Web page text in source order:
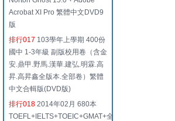
Acrobat XI Pro 繁體中文DVD9
版
排行017 103學年上學期 400份
國中 1-3年級 副版校用卷（含金
安.鼎甲.野馬.漢華.建弘.明霖.高
昇.高昇鑫全版本.全部卷）繁體
中文合輯版(DVD版)
排行018 2014年02月 680本
TOEFL+IELTS+TOEIC+GMAT+全